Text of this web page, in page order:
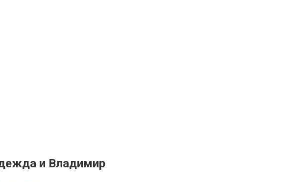
и Владимир